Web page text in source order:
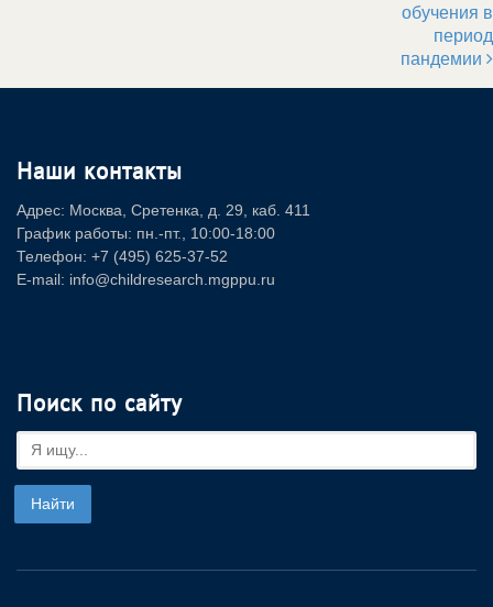
обучения в
период
пандемии
Наши контакты
Адрес: Москва, Сретенка, д. 29, каб. 411
График работы: пн.-пт., 10:00-18:00
Телефон: +7 (495) 625-37-52
E-mail: info@childresearch.mgppu.ru
Поиск по сайту